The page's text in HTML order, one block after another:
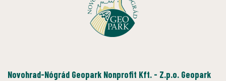
Novohrad-Nógrád Geopark Nonprofit Kft. - Z.p.o. Geopark